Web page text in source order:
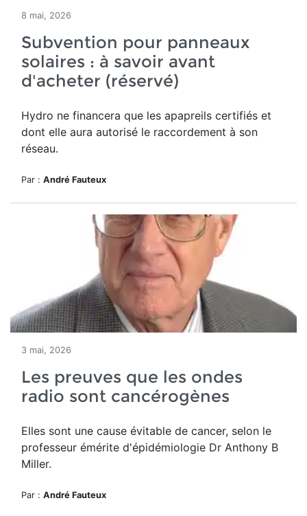
8 mai, 2026
Subvention pour panneaux
solaires : à savoir avant
d'acheter (réservé)
Hydro ne financera que les apapreils certifiés et
dont elle aura autorisé le raccordement à son
réseau.
Par : André Fauteux
3 mai, 2026
Les preuves que les ondes
radio sont cancérogènes
Elles sont une cause évitable de cancer, selon le
professeur émérite d'épidémiologie Dr Anthony B
Miller.
Par : André Fauteux